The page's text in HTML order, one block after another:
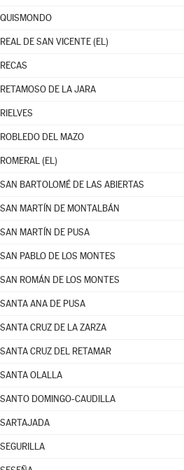
QUISMONDO
REAL DE SAN VICENTE (EL)
RECAS
RETAMOSO DE LA JARA
RIELVES
ROBLEDO DEL MAZO
ROMERAL (EL)
SAN BARTOLOMÉ DE LAS ABIERTAS
SAN MARTÍN DE MONTALBÁN
SAN MARTÍN DE PUSA
SAN PABLO DE LOS MONTES
SAN ROMÁN DE LOS MONTES
SANTA ANA DE PUSA
SANTA CRUZ DE LA ZARZA
SANTA CRUZ DEL RETAMAR
SANTA OLALLA
SANTO DOMINGO-CAUDILLA
SARTAJADA
SEGURILLA